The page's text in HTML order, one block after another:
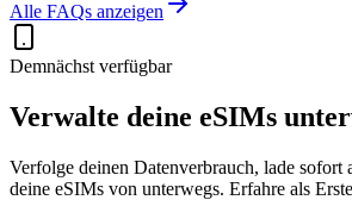
Alle FAQs anzeigen
Demnächst verfügbar
Verwalte deine eSIMs
Verfolge deinen Datenverbrauch, lade sofort
deine eSIMs von unterwegs. Erfahre als